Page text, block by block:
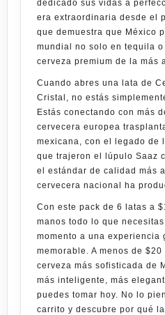
dedicado sus vidas a
era extraordinaria desde el
que demuestra que México
mundial no solo en tequila
cerveza premium de la más
Cuando abres una lata de
Cristal
, no estás
Estás conectando con más
cervecera europea
mexicana, con el legado de
que trajeron el lúpulo Saaz
el estándar de calidad más
cervecera nacional ha
Con este pack de 6 latas a
manos todo lo que
momento a una experiencia
memorable. A menos de $20
cerveza más sofisticada de
más inteligente, más
puedes tomar hoy. No lo
carrito y descubre por qué la